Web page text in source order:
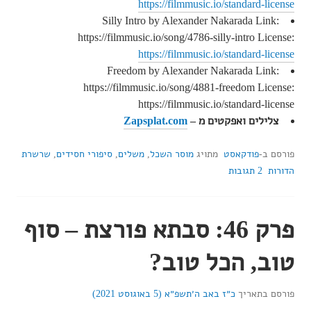
https://filmmusic.io/standard-license
Silly Intro by Alexander Nakarada Link:
https://filmmusic.io/song/4786-silly-intro License:
https://filmmusic.io/standard-license
Freedom by Alexander Nakarada Link:
https://filmmusic.io/song/4881-freedom License:
https://filmmusic.io/standard-license
צלילים ואפקטים מ –Zapsplat.com
פורסם ב-פודקאסט מתויג מוסר השכל, משלים, סיפורי חסידים, שרשרת
הדורות 2 תגובות
פרק 46: סבתא פורצת – סוף
טוב, הכל טוב?
פורסם בתאריך כ״ז באב ה׳תשפ״א (5 באוגוסט 2021)